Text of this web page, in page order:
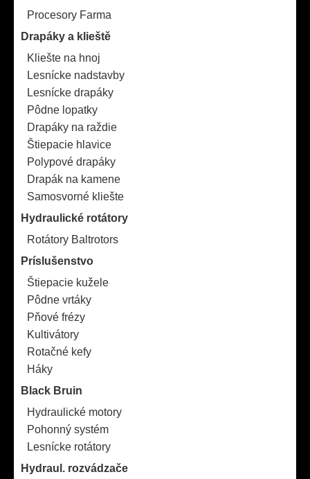
Procesory Farma
Drapáky a klieště
Kliešte na hnoj
Lesnícke nadstavby
Lesnícke drapáky
Pôdne lopatky
Drapáky na raždie
Štiepacie hlavice
Polypové drapáky
Drapák na kamene
Samosvorné kliešte
Hydraulické rotátory
Rotátory Baltrotors
Príslušenstvo
Štiepacie kužele
Pôdne vrtáky
Pňové frézy
Kultivátory
Rotačné kefy
Háky
Black Bruin
Hydraulické motory
Pohonný systém
Lesnícke rotátory
Hydraul. rozvádzače